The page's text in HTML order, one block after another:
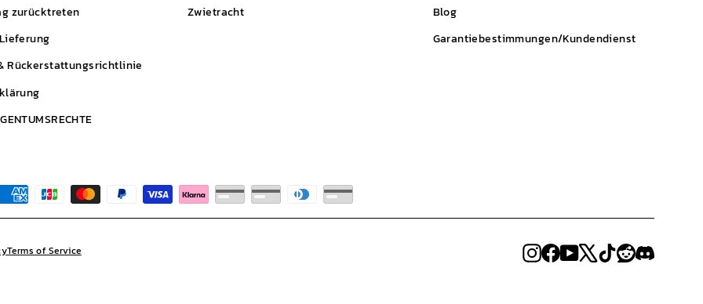
zurücktreten
Rückerstattungsrichtlinie
Zwietracht
Blog
Garantiebestimmungen/Kundendienst
Terms of Service Instagram
Facebook
YouTube
X TikTokRedditDiscord